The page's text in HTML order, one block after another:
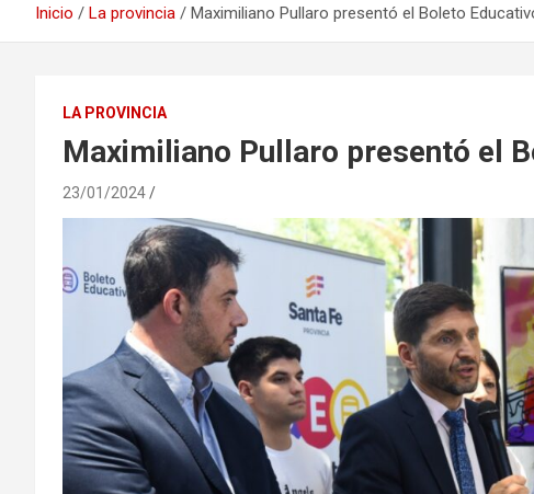
Inicio La provincia Maximiliano Pullaro presentó el Boleto
LA PROVINCIA
Maximiliano Pullaro presentó el
23/01/2024